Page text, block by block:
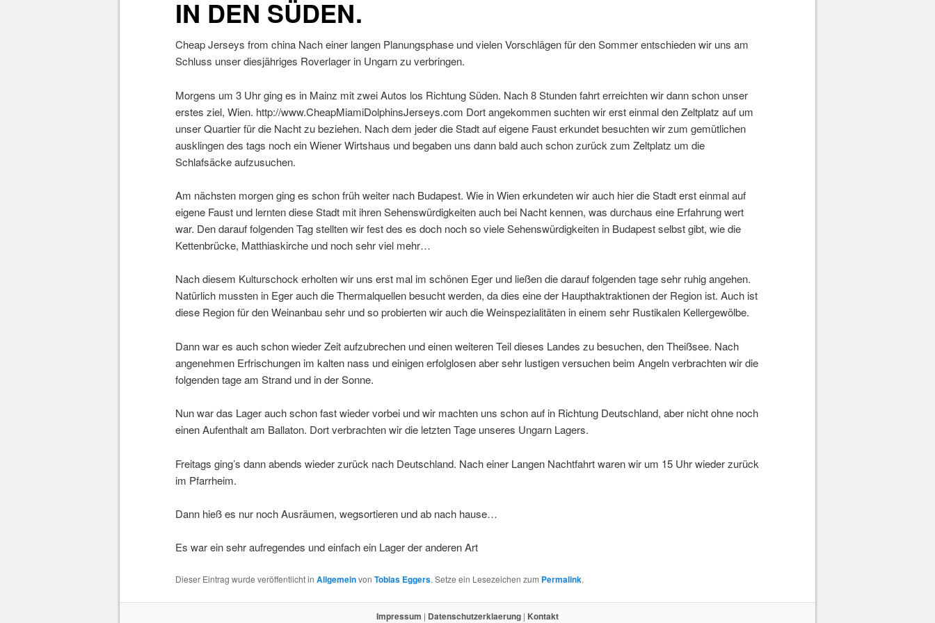
IN DEN SÜDEN.
Cheap Jerseys from china Nach einer langen Planungsphase und vielen Vorschlägen für den Sommer entschieden wir uns am
Schluss unser diesjähriges Roverlager in Ungarn zu verbringen.
Morgens um 3 Uhr ging es in Mainz mit zwei Autos los Richtung Süden. Nach 8 Stunden fahrt erreichten wir dann schon unser
erstes ziel, Wien. http://www.CheapMiamiDolphinsJerseys.com Dort angekommen suchten wir erst einmal den Zeltplatz auf um
unser Quartier für die Nacht zu beziehen. Nach dem jeder die Stadt auf eigene Faust erkundet besuchten wir zum gemütlichen
ausklingen des tags noch ein Wiener Wirtshaus und begaben uns dann bald auch schon zurück zum Zeltplatz um die
Schlafsäcke aufzusuchen.
Am nächsten morgen ging es schon früh weiter nach Budapest. Wie in Wien erkundeten wir auch hier die Stadt erst einmal auf
eigene Faust und lernten diese Stadt mit ihren Sehenswürdigkeiten auch bei Nacht kennen, was durchaus eine Erfahrung wert
war. Den darauf folgenden Tag stellten wir fest des es doch noch so viele Sehenswürdigkeiten in Budapest selbst gibt, wie die
Kettenbrücke, Matthiaskirche und noch sehr viel mehr…
Nach diesem Kulturschock erholten wir uns erst mal im schönen Eger und ließen die darauf folgenden tage sehr ruhig angehen.
Natürlich mussten in Eger auch die Thermalquellen besucht werden, da dies eine der Haupthaktraktionen der Region ist. Auch ist
diese Region für den Weinanbau sehr und so probierten wir auch die Weinspezialitäten in einem sehr Rustikalen Kellergewölbe.
Dann war es auch schon wieder Zeit aufzubrechen und einen weiteren Teil dieses Landes zu besuchen, den Theißsee. Nach
angenehmen Erfrischungen im kalten nass und einigen erfolglosen aber sehr lustigen versuchen beim Angeln verbrachten wir die
folgenden tage am Strand und in der Sonne.
Nun war das Lager auch schon fast wieder vorbei und wir machten uns schon auf in Richtung Deutschland, aber nicht ohne noch
einen Aufenthalt am Ballaton. Dort verbrachten wir die letzten Tage unseres Ungarn Lagers.
Freitags ging’s dann abends wieder zurück nach Deutschland. Nach einer Langen Nachtfahrt waren wir um 15 Uhr wieder zurück
im Pfarrheim.
Dann hieß es nur noch Ausräumen, wegsortieren und ab nach hause…
Es war ein sehr aufregendes und einfach ein Lager der anderen Art
Dieser Eintrag wurde veröffentlicht inAllgemeinvonTobias Eggers. Setze ein Lesezeichen zum Permalink.
Impressum | Datenschutzerklaerung | Kontakt